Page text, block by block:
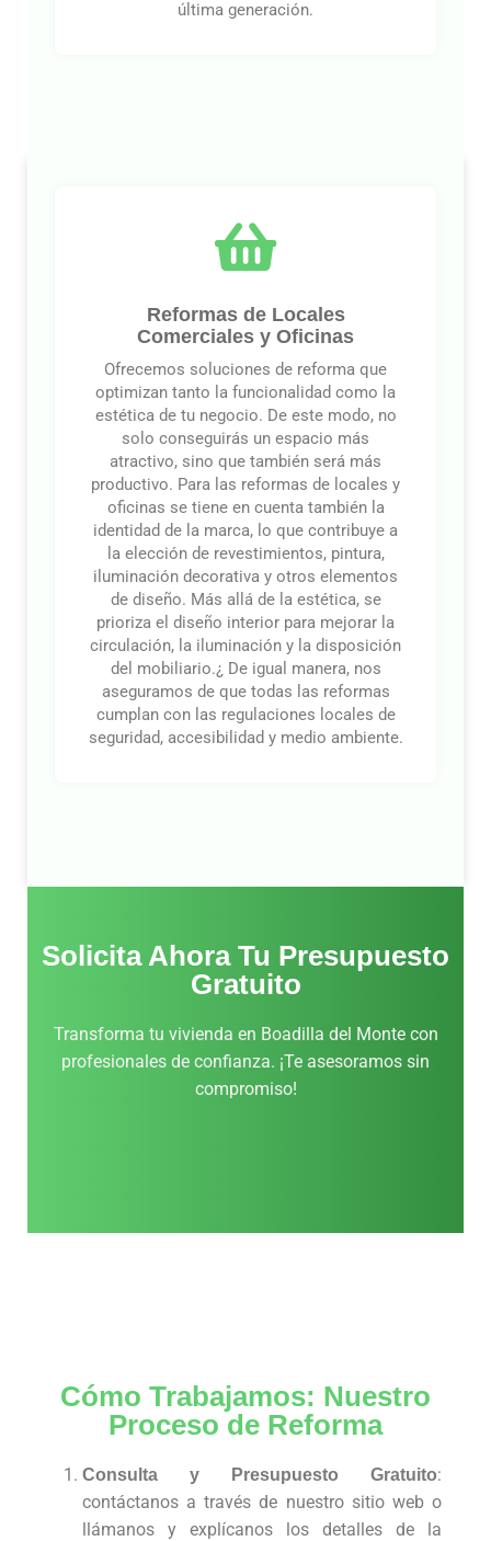
última generación.
Reformas de Locales
Comerciales y Oficinas
Ofrecemos soluciones de reforma que
optimizan tanto la funcionalidad como la
estética de tu negocio. De este modo, no
solo conseguirás un espacio más
atractivo, sino que también será más
productivo. Para las reformas de locales y
oficinas se tiene en cuenta también la
identidad de la marca, lo que contribuye a
la elección de revestimientos, pintura,
iluminación decorativa y otros elementos
de diseño. Más allá de la estética, se
prioriza el diseño interior para mejorar la
circulación, la iluminación y la disposición
del mobiliario.¿ De igual manera, nos
aseguramos de que todas las reformas
cumplan con las regulaciones locales de
seguridad, accesibilidad y medio ambiente.
Solicita Ahora Tu Presupuesto
Gratuito
Transforma tu vivienda en Boadilla del Monte con
profesionales de confianza. ¡Te asesoramos sin
compromiso!
Cómo Trabajamos: Nuestro
Proceso de Reforma
Consulta y Presupuesto Gratuito:
contáctanos a través de nuestro sitio web o
llámanos y explícanos los detalles de la